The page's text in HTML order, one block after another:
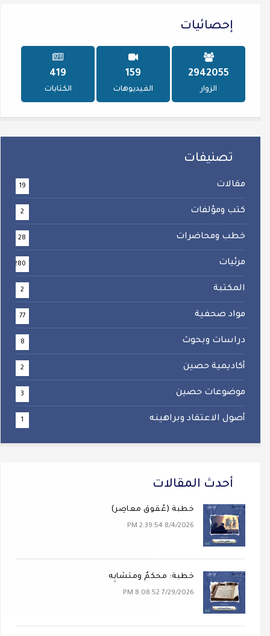
إحصائيات
3492706
الزوار
189
الفيديوهات
498
الكتابات
تصنيفات
مقالات 19
كتب ومؤلفات 2
خطب ومحاضرات 28
مرئيات 280
المكتبة 2
مواد صحفية 77
دراسات وبحوث 8
أكاديمية حصين 2
موضوعات حصين 3
أصول الاعتقاد وبراهينه 1
أحدث المقالات
خطبة (عُقوقٌ معاصِر)
8/4/2026 2:39:54 PM
خطبة: محكَمٌ ومتشابِه
7/29/2026 8:08:52 PM